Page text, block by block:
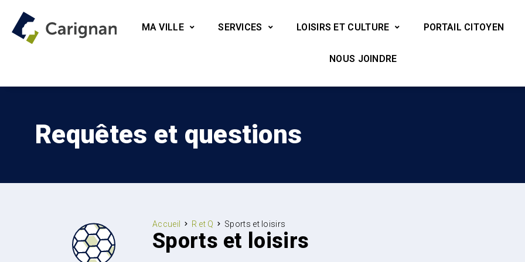
MA VILLE SERVICES LOISIRS ET CULTURE PORTAIL CITOYEN
NOUS JOINDRE
Requêtes et questions
Accueil R et Q Sports et loisirs
Sports et loisirs